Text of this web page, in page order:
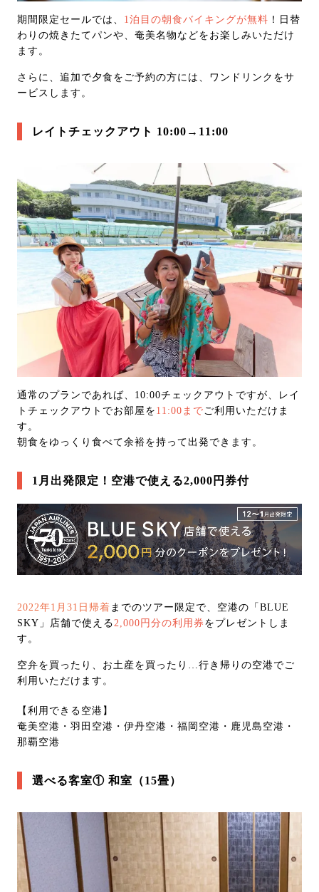
期間限定セールでは、 1泊目の朝食バイキングが無料 ！日替
わりの焼きたてパンや、奄美名物などをお楽しみいただけ
ます。
さらに、追加で夕食をご予約の方には、ワンドリンクをサ
ービスします。
レイトチェックアウト 10:00→11:00
通常のプランであれば、10:00チェックアウトですが、レイ
トチェックアウトでお部屋を 11:00まで ご利用いただけま
す。
朝食をゆっくり食べて余裕を持って出発できます。
1月出発限定！空港で使える2,000円券付
2022年1月31日帰着 までのツアー限定で、空港の「BLUE
SKY」店舗で使える 2,000円分の利用券 をプレゼントしま
す。
空弁を買ったり、お土産を買ったり…行き帰りの空港でご
利用いただけます。
【利用できる空港】
奄美空港・羽田空港・伊丹空港・福岡空港・鹿児島空港・
那覇空港
選べる客室① 和室（15畳）